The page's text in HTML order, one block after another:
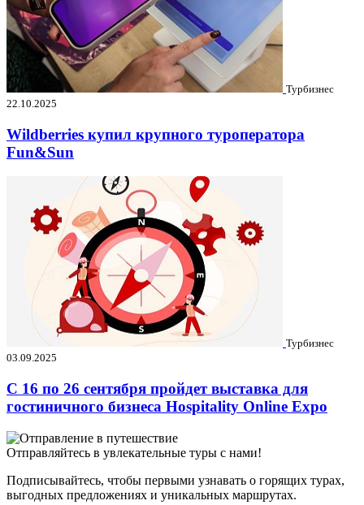
Турбизнес
22.10.2025
Wildberries купил крупного туроператора
Fun&Sun
Турбизнес
03.09.2025
C 16 по 26 сентября пройдет выставка для
гостиничного бизнеса Hospitality Online Expo
Отправляйтесь в увлекательные туры с нами!
Подписывайтесь, чтобы первыми узнавать о горящих турах,
выгодных предложениях и уникальных маршрутах.